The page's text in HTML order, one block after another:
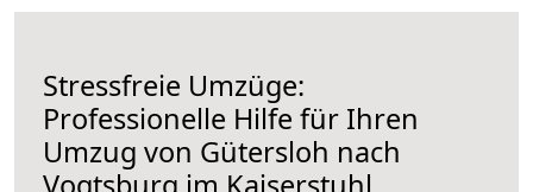
Stressfreie Umzüge:
Professionelle Hilfe für Ihren
Umzug von Gütersloh nach